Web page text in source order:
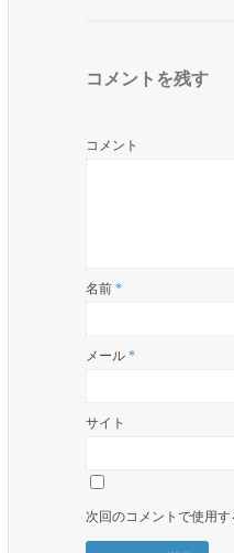
コメントを残す
コメント
名前 *
メール *
サイト
次回のコメントで使用